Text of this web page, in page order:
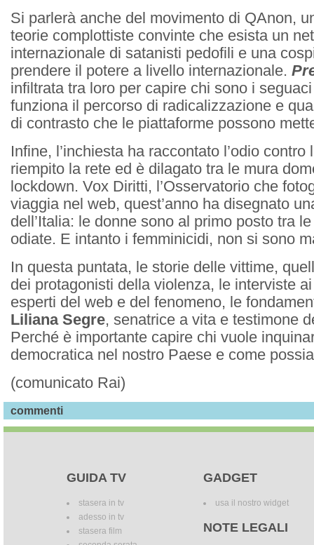
Si parlerà anche del movimento di QAnon,
teorie complottiste convinte che esista un
internazionale di satanisti pedofili e una
prendere il potere a livello internazionale.
infiltrata tra loro per capire chi sono i
funziona il percorso di radicalizzazione e
di contrasto che le piattaforme possono
Infine, l’inchiesta ha raccontato l’odio
riempito la rete ed è dilagato tra le mura
lockdown. Vox Diritti, l’Osservatorio che
viaggia nel web, quest’anno ha disegnato
dell’Italia: le donne sono al primo posto tra
odiate. E intanto i femminicidi, non si sono
In questa puntata, le storie delle vittime,
dei protagonisti della violenza, le interviste
esperti del web e del fenomeno, le
Liliana Segre, senatrice a vita e testimone
Perché è importante capire chi vuole
democratica nel nostro Paese e come
(comunicato Rai)
commenti
GUIDA TV
stasera in tv
adesso in tv
stasera film
GADGET
usa il nostro widget
NOTE LEGALI